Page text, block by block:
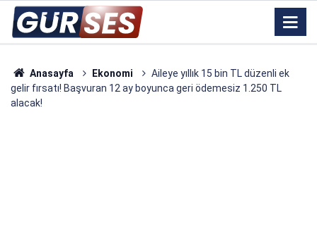
Anasayfa Ekonomi
Aileye yıllık 15 bin TL düzenli ek
gelir fırsatı! Başvuran 12 ay boyunca geri ödemesiz 1.250 TL
alacak!